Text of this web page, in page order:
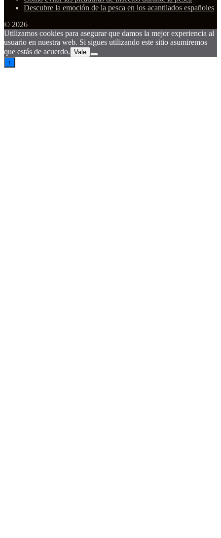
Descubre la emoción de la pesca en los acantilados españoles
© 2026
Utilizamos cookies para asegurar que damos la mejor experiencia al
usuario en nuestra web. Si sigues utilizando este sitio asumiremos
que estás de acuerdo. Vale
↑